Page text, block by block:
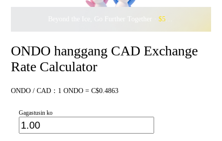
Beyond the Ice, Go Further Together · $500,000
ONDO hanggang CAD Exchange
Rate Calculator
ONDO / CAD：1 ONDO = C$0.4863
Gagastusin ko